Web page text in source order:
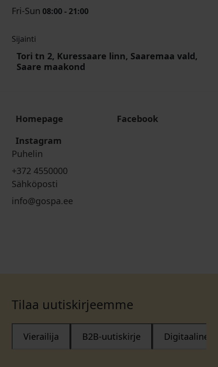
Fri-Sun 08:00 - 21:00
Sijainti
Tori tn 2, Kuressaare linn, Saaremaa vald,
Saare maakond
Homepage
Facebook
Instagram
Puhelin
+372 4550000
Sähköposti
info@gospa.ee
Tilaa uutiskirjeemme
Vierailija B2B-uutiskirje Digitaalinen